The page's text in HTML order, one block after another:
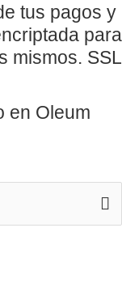
tus pagos y
para
mismos. SSL